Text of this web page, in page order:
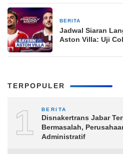
BERITA
Jadwal Siaran
Aston Villa: Uji
TERPOPULER
1 BERITA
Disnakertrans Jabar
Bermasalah,
Administratif